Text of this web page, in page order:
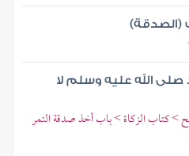
(الصدقة)
الله عليه وسلم لا
> كتاب الزكاة > باب أخذ صدقة التمر